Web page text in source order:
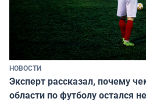
НОВОСТИ
Эксперт рассказал, почему
области по футболу остался